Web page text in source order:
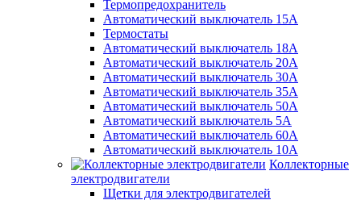
Термопредохранитель
Автоматический выключатель 15А
Термостаты
Автоматический выключатель 18А
Автоматический выключатель 20А
Автоматический выключатель 30А
Автоматический выключатель 35А
Автоматический выключатель 50А
Автоматический выключатель 5А
Автоматический выключатель 60А
Автоматический выключатель 10А
Коллекторные
электродвигатели
Щетки для электродвигателей